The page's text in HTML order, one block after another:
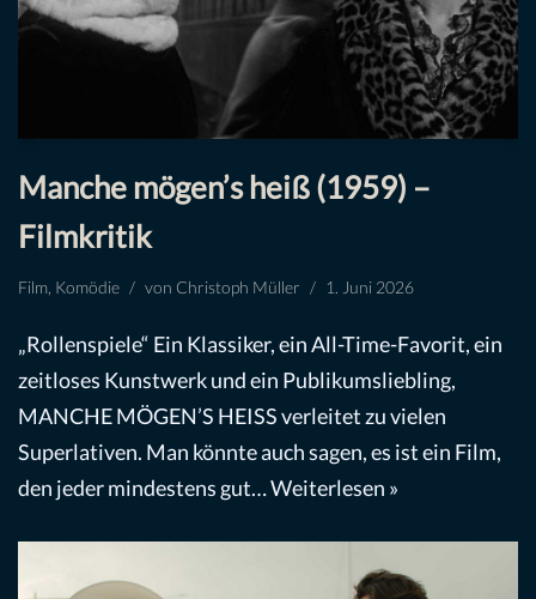
Manche mögen’s heiß (1959) –
Filmkritik
Film, Komödie von Christoph Müller 1. Juni 2026
„Rollenspiele“ Ein Klassiker, ein All-Time-Favorit, ein
zeitloses Kunstwerk und ein Publikumsliebling,
MANCHE MÖGEN’S HEISS verleitet zu vielen
Superlativen. Man könnte auch sagen, es ist ein Film,
den jeder mindestens gut…Weiterlesen »